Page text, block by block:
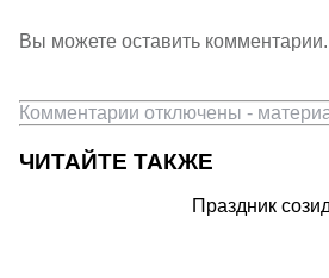
Вы можете оставить комментарии.
Комментарии отключены -
ЧИТАЙТЕ ТАКЖЕ
Праздник